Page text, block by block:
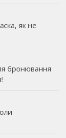
як не
бронювання